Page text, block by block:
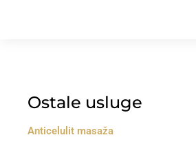
Ostale usluge
Anticelulit masaža